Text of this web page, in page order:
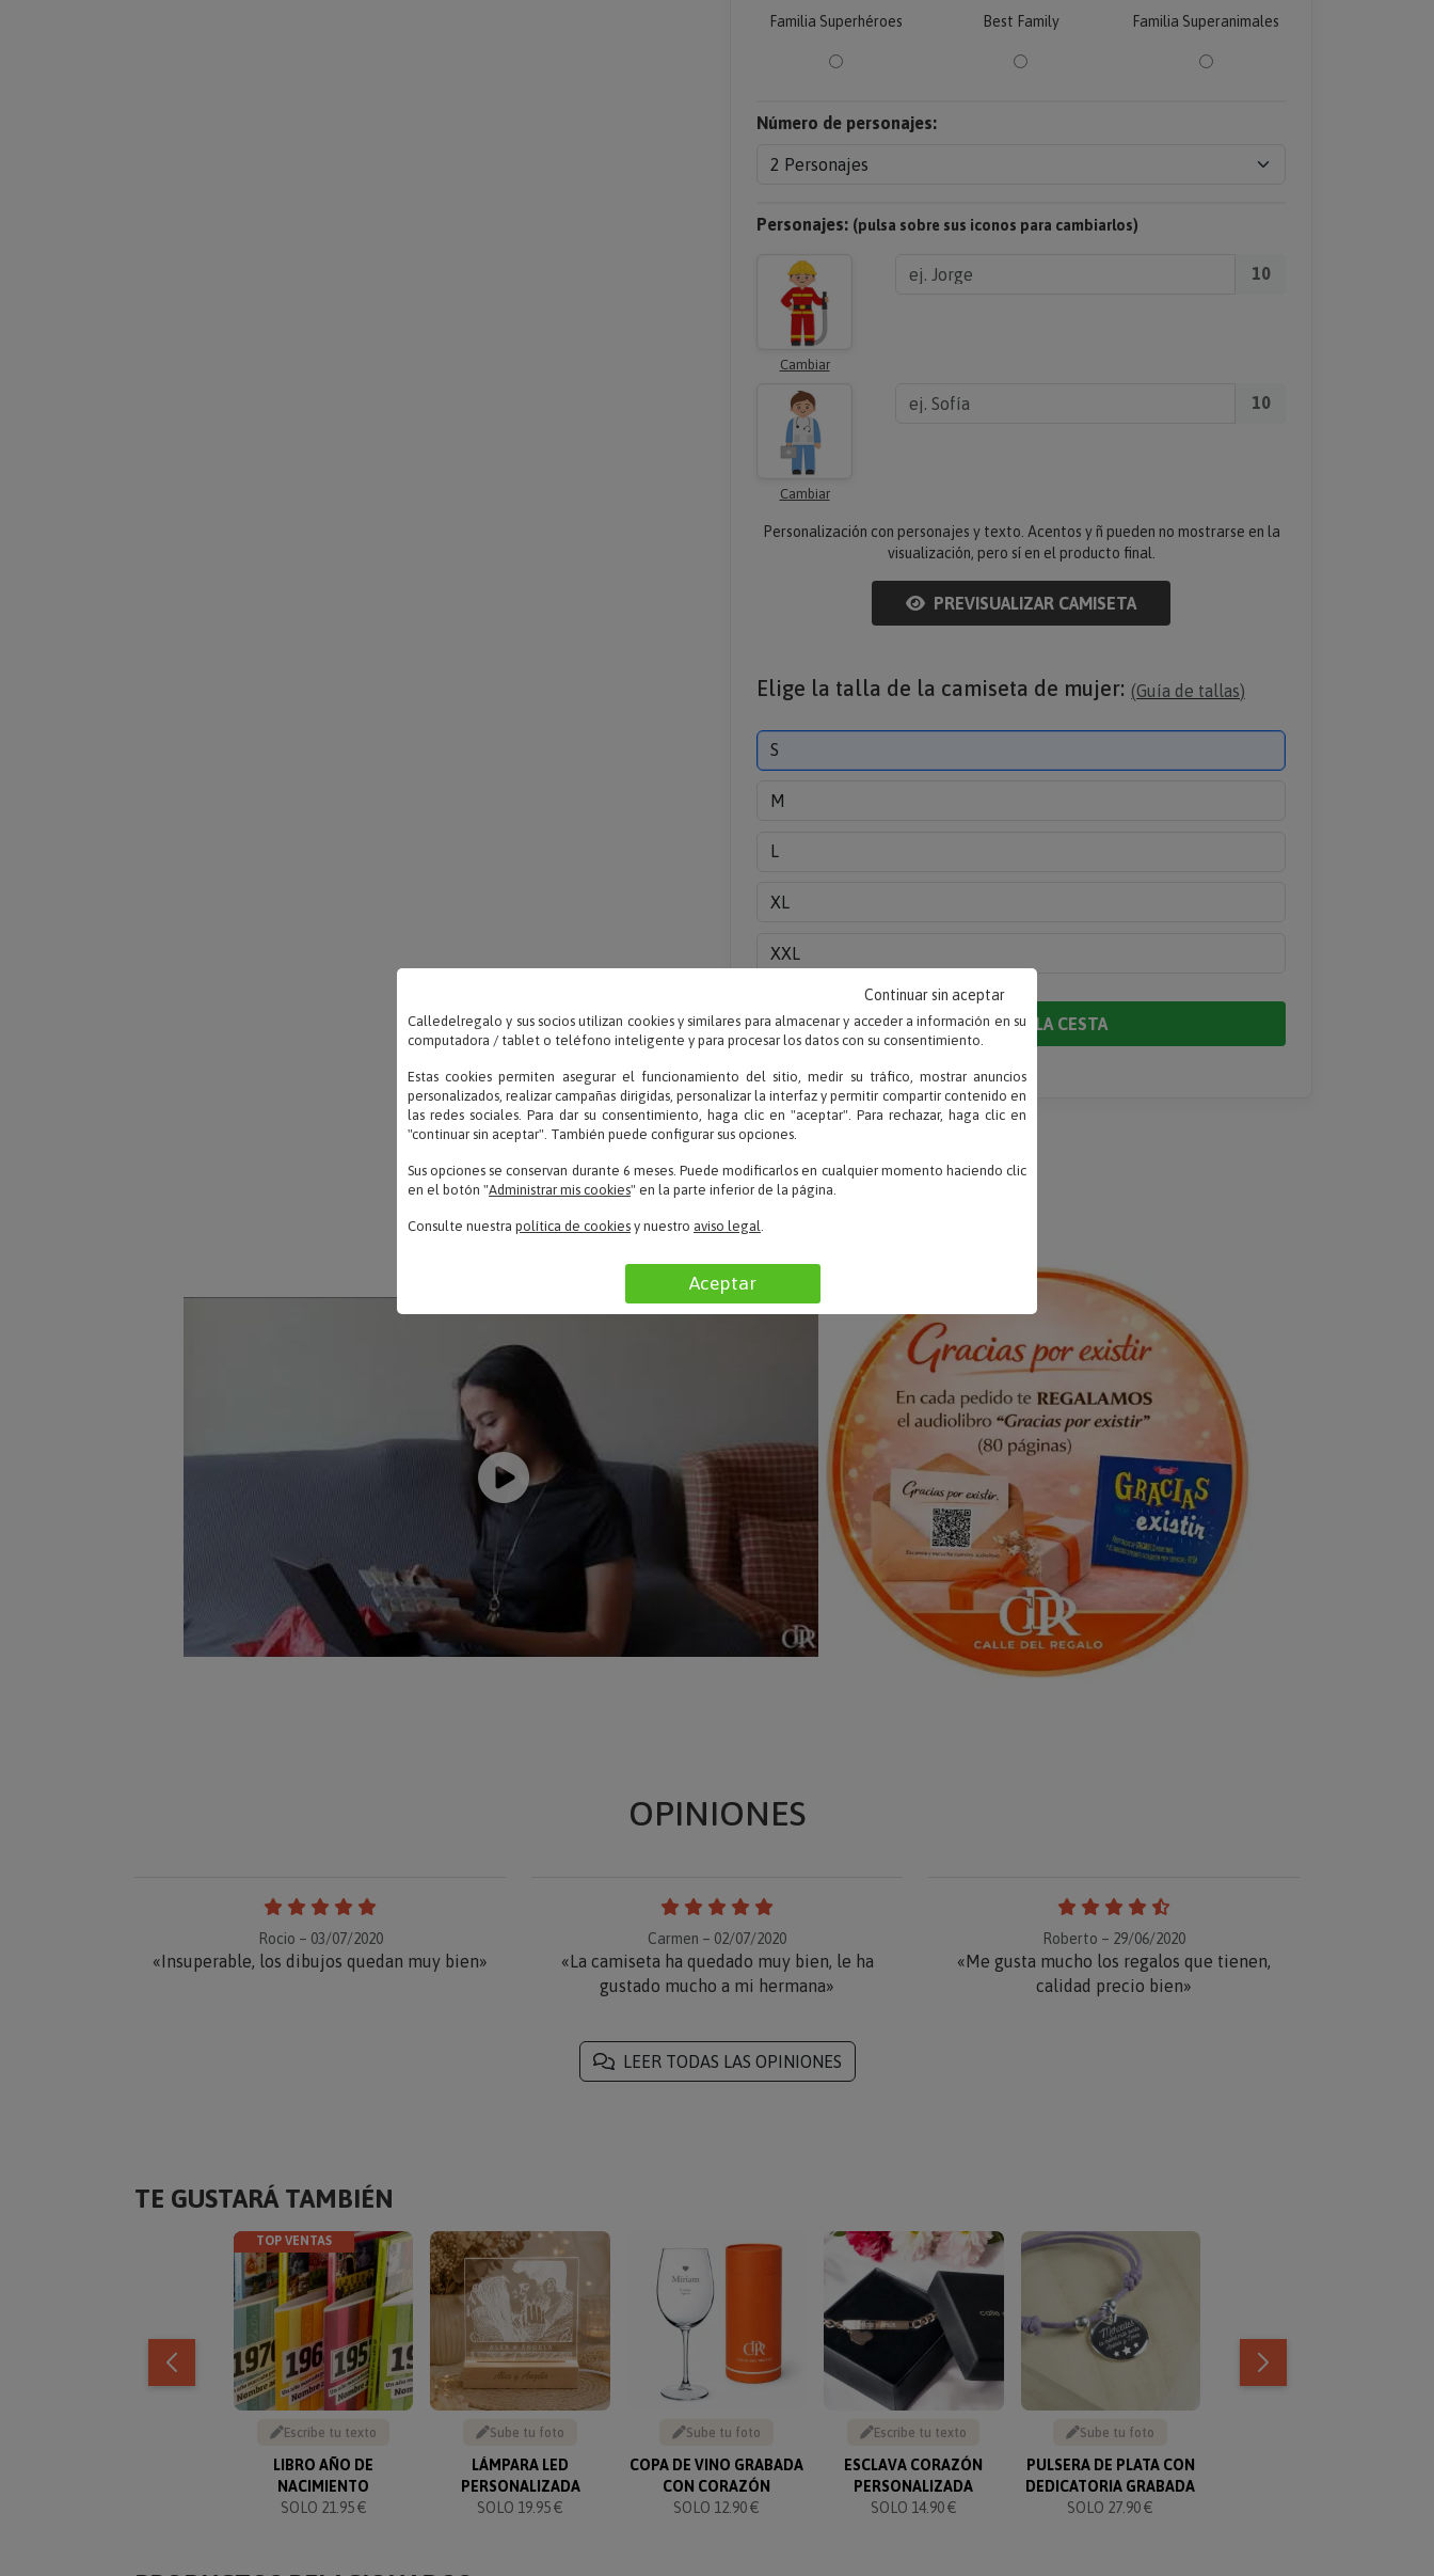
Familia Superhéroes Best Family Familia Superanimales
Número de personajes:
Personajes: (pulsa sobre sus iconos para cambiarlos)
Cambiar
10
Cambiar
10
Personalización con personajes y texto. Acentos y ñ pueden no mostrarse en la
visualización, pero sí en el producto final.
PREVISUALIZAR CAMISETA
Elige la talla de la camiseta de mujer: (Guía de tallas)
S
M
L
XL
XXL
AÑADIR A LA CESTA
🧡 EL PLACER DE REGALAR, LA ALEGRÍA DE RECIBIR...
Porque eres tú, porque soy yo..
OPINIONES
Rocio – 03/07/2020
«Insuperable, los dibujos quedan muy bien»
Carmen – 02/07/2020
«La camiseta ha quedado muy bien, le ha
gustado mucho a mi hermana»
Roberto – 29/06/2020
«Me gusta mucho los regalos que tienen,
calidad precio bien»
LEER TODAS LAS OPINIONES
TE GUSTARÁ TAMBIÉN
TOP VENTAS
Escribe tu texto
LIBRO AÑO DE
NACIMIENTO
SOLO 21.95 €
Sube tu foto
LÁMPARA LED
PERSONALIZADA
SOLO 19.95 €
Sube tu foto
COPA DE VINO GRABADA
CON CORAZÓN
SOLO 12.90 €
Escribe tu texto
ESCLAVA CORAZÓN
PERSONALIZADA
SOLO 14.90 €
Sube tu foto
PULSERA DE PLATA CON
DEDICATORIA GRABADA
SOLO 27.90 €
Calledelregalo y sus socios utilizan cookies y similares para almacenar y acceder a información en su
computadora / tablet o teléfono inteligente y para procesar los datos con su consentimiento.
Estas cookies permiten asegurar el funcionamiento del sitio, medir su tráfico, mostrar anuncios
personalizados, realizar campañas dirigidas, personalizar la interfaz y permitir compartir contenido en
las redes sociales. Para dar su consentimiento, haga clic en "aceptar". Para rechazar, haga clic en
"continuar sin aceptar". También puede configurar sus opciones.
Sus opciones se conservan durante 6 meses. Puede modificarlos en cualquier momento haciendo clic
en el botón "Administrar mis cookies" en la parte inferior de la página.
Consulte nuestra política de cookies y nuestro aviso legal.
Aceptar
Continuar sin aceptar